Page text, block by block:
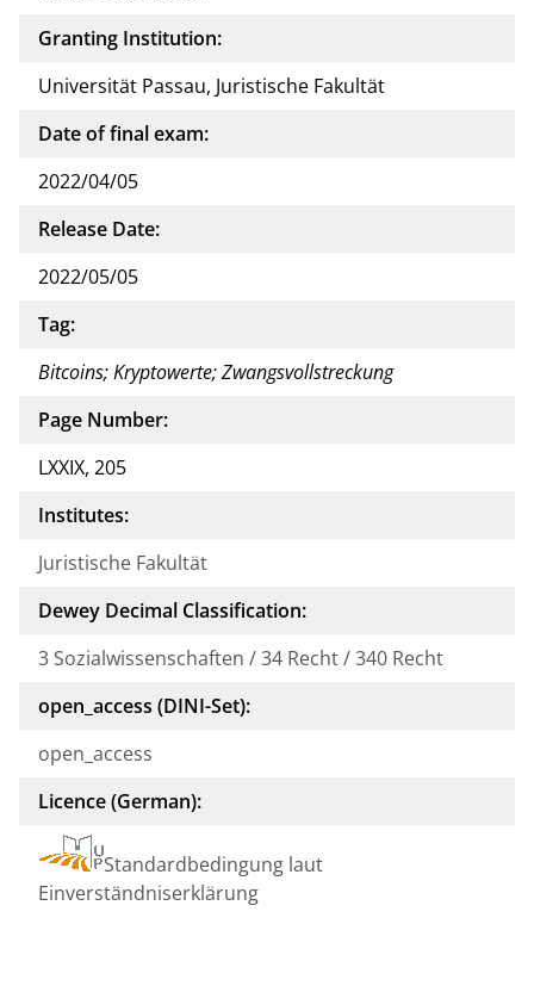
Granting Institution:
Universität Passau, Juristische Fakultät
Date of final exam:
2022/04/05
Release Date:
2022/05/05
Tag:
Bitcoins; Kryptowerte; Zwangsvollstreckung
Page Number:
LXXIX, 205
Institutes:
Juristische Fakultät
Dewey Decimal Classification:
3 Sozialwissenschaften / 34 Recht / 340 Recht
open_access (DINI-Set):
open_access
Licence (German):
Standardbedingung laut
Einverständniserklärung